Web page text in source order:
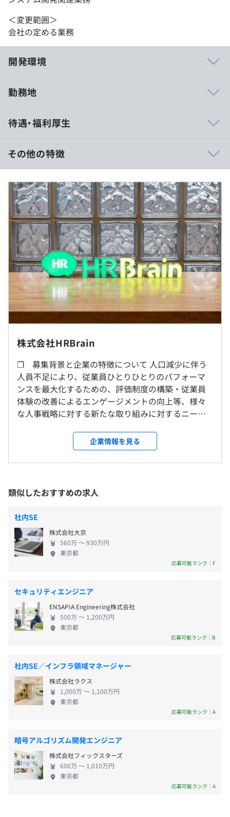
＜変更範囲＞
会社の定める業務
開発環境
人事評価から人材データの管理・活用までワンストップで
戦略的な人事の意思決定を支えるクラウドサービス。
◆スキル管理クラウド『HRBrainスキル管理』
従業員のスキルを定量的に把握。
スキル定義から、一人ひとりの最適な育成をサポート。
◆アプリビルダー『HRBrain WorkSuite』
100社100通りの運用を実現。
始めやすいテンプレートと変幻自在なシステムにより、自
社の社員に寄り添ったシステムを構築。
◆従業員エクスペリエンスクラウド『HRBrain EX
Intelligence』
従業員エクスペリエンスをデザインし、ひとりひとりが躍
動する組織へ。
行を実現。
◆従業員エクスペリエンスクラウド『パルスサーベイ』
従業員と組織課題の可視化から、解決策の実行と持続的な
改善をサポート。
◆従業員エクスペリエンスクラウド『ストレスチェック』
メンタルヘルス不調の早期発見・予防をサポート。
従業員の健康経営を実現
評価運用の効率化からデータ活用まで実現。
◆人事評価クラウド『360度評価』
従業員を多角的見て平等なに評価を実現。
評価運用の効率化からデータ活用し人材育成をサポート。
年末調整やマイナンバー管理・各種電子申請にも対応可
能。
◆AIチャットボット
スクラム
勤務地
＜雇入時＞
東京本社、および自宅
＜変更範囲＞
会社の定める場所（テレワークを行う場所を含む）
受動喫煙防止措置に関する事項
屋内の受動喫煙対策：屋内原則禁煙（喫煙室あり）
待遇・福利厚生
月給625,000円〜1,042,000円
（内訳）
１ 基本給 （458,580円〜764,544円）
２ 固定残業手当 （45時間分相当 166,420円〜277,456
円）
※固定残業時間を超える時間外労働、休日労働及び深夜労
働に対しては別途割増給与支給
※ご経験・スキルを考慮し、マネージャー、もしくはセキ
ュリティスペシャリストとしての採用の場合は、上限
1,800万円まで検討可能です
（※想定年収は年収提示額を保証するものではありません）
フレックスタイム制（コアタイム 11:00-16:00）
休憩時間：休憩時間：1時間自由取得
平均残業時間：平均10-20時間/月
・夏季休暇
・慶弔休暇
・産休・育休
・子の看護等休暇
・技術書購入サポート
・勉強会/イベントサポート
・交通費支給
・社会保険完備（健康保険、厚生年金、介護保険、雇用保
・フリードリンク（ウォーターサーバー/お茶/スープ等）
・エスプレッソマシン導入（従業員特別価格で購入可）
・社長のおごり自販機
・オフィスコンビニ
昇給査定年1回(4月)
その他の特徴
株式会社HRBrain
❐ 募集背景と企業の特徴について 人口減少に伴う
人員不足により、従業員ひとりひとりのパフォーマ
ンスを最大化するための、評価制度の構築・従業員
体験の改善によるエンゲージメントの向上等、様々
な人事戦略に対する新たな取り組みに対するニーズ
の現場は、現状でも非効率でアナログな作業も多い
状況です。 そのため、HRTechクラウドの市場規模は
年平均31.8%増で成長を続け（2024年度以降推
り、大きな成長余地のあるマーケットとなっており
ます。 弊社は2016年に創業し、現在累計導入社数
4,000社を超える企業に導入されているクラウドサー
ビス「HRBrain」を提供しております。 「HRBrain」
シリーズは、タレントマネジメント、組織診断サー
ベイ、 パルスサーベイ、人事評価、360度評価、労
務管理、社内向けチャットボット、ストレスチェッ
人材データの一元管理・活用までワンストップで実
現するクラウドサービスです。 これまで累計資金調
達額46億円（借り入れ含む）を達成しており、2023
年11月には、北欧スウェーデンを本拠とするプライ
ベートエクイティ（PE）ファンド大手のEQT様が当
クト戦略を掲げており、人事DXのさらなる促進・人
的資本経営やESG経営などに対して貢献していくため
のプロダクトを今後も積極的にリリースする予定で
す。現在あるプロダクトも、毎年のように増やしてい
きたいと思っております。 将来的にはHR領域に留ま
のためにある。一人ひとりが目的・目標を持ち、上
司や同僚と調和を取った上で、いきいきと仕事に臨
み、正当な評価を会社から受けられることで人生が
より楽しくなる。私たちはサービスを通して、その
企業情報を見る
類似したおすすめの求人
社内SE
株式会社大京
560万 〜 930万円
東京都
応募可能ランク：F
セキュリティエンジニア
ENSAPIA Engineering株式会社
500万 〜 1,200万円
東京都
応募可能ランク：B
社内SE／インフラ領域マネージャー
株式会社ラクス
1,000万 〜 1,100万円
東京都
応募可能ランク：A
暗号アルゴリズム開発エンジニア
株式会社フィックスターズ
600万 〜 1,010万円
東京都
応募可能ランク：A